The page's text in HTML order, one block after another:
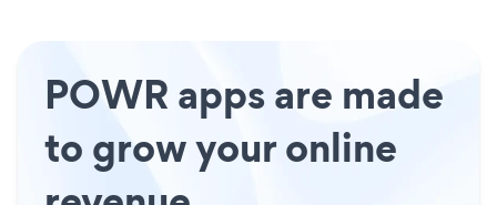
POWR apps are made
to grow your online